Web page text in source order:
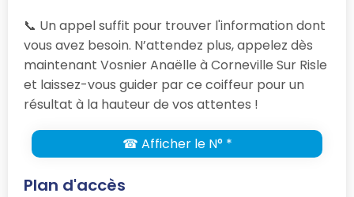
📞 Un appel suffit pour trouver l'information dont
vous avez besoin. N’attendez plus, appelez dès
maintenant Vosnier Anaëlle à Corneville Sur Risle
et laissez-vous guider par ce coiffeur pour un
résultat à la hauteur de vos attentes !
☎ Afficher le N° *
Plan d'accès